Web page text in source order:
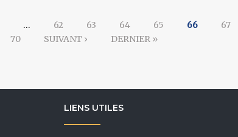
… 62 63 64 65 66 67
70 SUIVANT › DERNIER »
LIENS UTILES